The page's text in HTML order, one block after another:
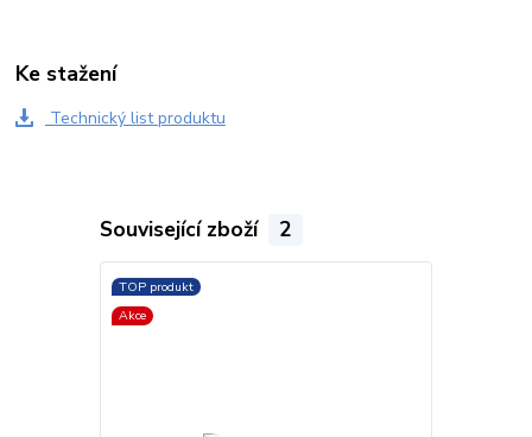
Ke stažení
Technický list produktu
Související zboží 2
TOP produkt
Akce